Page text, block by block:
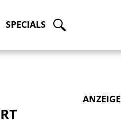
SPECIALS
ANZEIGE